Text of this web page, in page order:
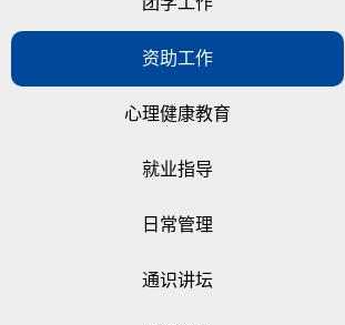
资助工作
心理健康教育
就业指导
日常管理
通识讲坛